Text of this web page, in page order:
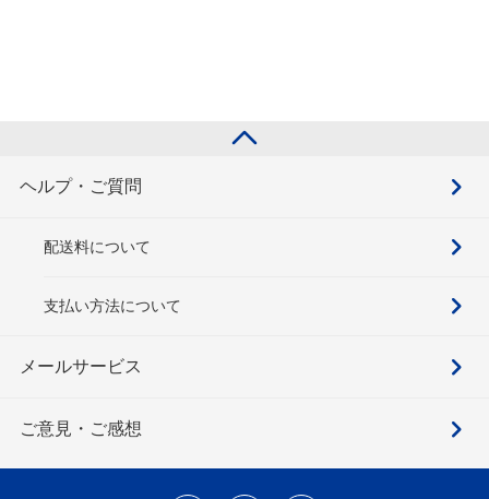
ヘルプ・ご質問
配送料について
支払い方法について
メールサービス
ご意見・ご感想